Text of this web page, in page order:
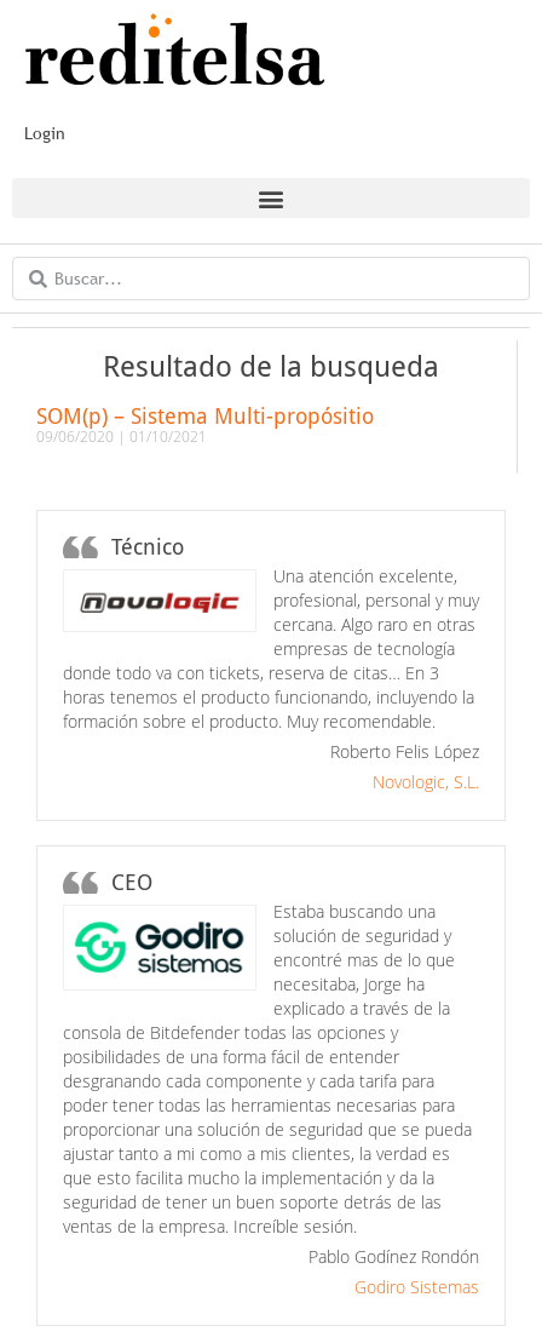
Login
Resultado de la busqueda
SOM(p) – Sistema Multi-propósitio
09/06/2020 01/10/2021
Técnico
Una atención excelente,
profesional, personal y muy
cercana. Algo raro en otras
empresas de tecnología
donde todo va con tickets, reserva de citas… En 3
horas tenemos el producto funcionando, incluyendo la
formación sobre el producto. Muy recomendable.
Roberto Felis López
Novologic, S.L.
CEO
Estaba buscando una
solución de seguridad y
encontré mas de lo que
necesitaba, Jorge ha
explicado a través de la
consola de Bitdefender todas las opciones y
posibilidades de una forma fácil de entender
desgranando cada componente y cada tarifa para
poder tener todas las herramientas necesarias para
proporcionar una solución de seguridad que se pueda
ajustar tanto a mi como a mis clientes, la verdad es
que esto facilita mucho la implementación y da la
seguridad de tener un buen soporte detrás de las
ventas de la empresa. Increíble sesión.
Pablo Godínez Rondón
Godiro Sistemas